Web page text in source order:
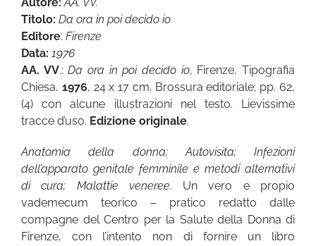
Titolo: Da ora in poi decido io
Editore: Firenze
Data: 1976
AA. VV.:Da ora in poi decido io, Firenze, Tipografia
Chiesa, 1976, 24 x 17 cm. Brossura editoriale; pp. 62,
(4) con alcune illustrazioni nel testo. Lievissime
tracce d’uso. Edizione originale.
Anatomia della donna; Autovisita; Infezioni
dell’apparato genitale femminile e metodi alternativi
di cura; Malattie veneree. Un vero e propio
vademecum teorico – pratico redatto dalle
compagne del Centro per la Salute della Donna di
Firenze, con l’intento non di fornire un libro